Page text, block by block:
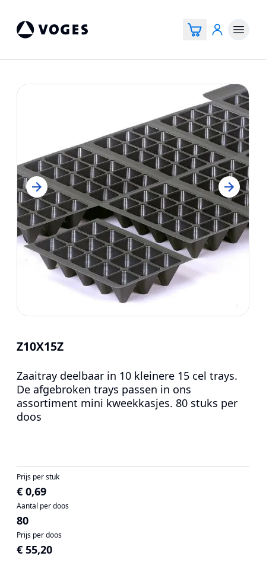
Z10X15Z
Zaaitray deelbaar in 10 kleinere 15 cel trays.
De afgebroken trays passen in ons
assortiment mini kweekkasjes. 80 stuks per
doos
Prijs per stuk
€ 0,69
Aantal per doos
80
Prijs per doos
€ 55,20